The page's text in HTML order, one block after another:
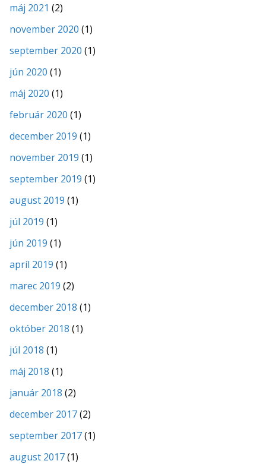
máj 2021 (2)
november 2020 (1)
september 2020 (1)
jún 2020 (1)
máj 2020 (1)
február 2020 (1)
december 2019 (1)
november 2019 (1)
september 2019 (1)
august 2019 (1)
júl 2019 (1)
jún 2019 (1)
apríl 2019 (1)
marec 2019 (2)
december 2018 (1)
október 2018 (1)
júl 2018 (1)
máj 2018 (1)
január 2018 (2)
december 2017(2)
september 2017(1)
august 2017(1)